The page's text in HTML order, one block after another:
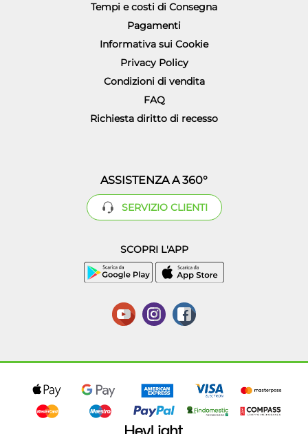
Tempi e costi di Consegna
Pagamenti
Informativa sui Cookie
Privacy Policy
Condizioni di vendita
FAQ
Richiesta diritto di recesso
ASSISTENZA A 360°
SERVIZIO CLIENTI
SCOPRI L'APP